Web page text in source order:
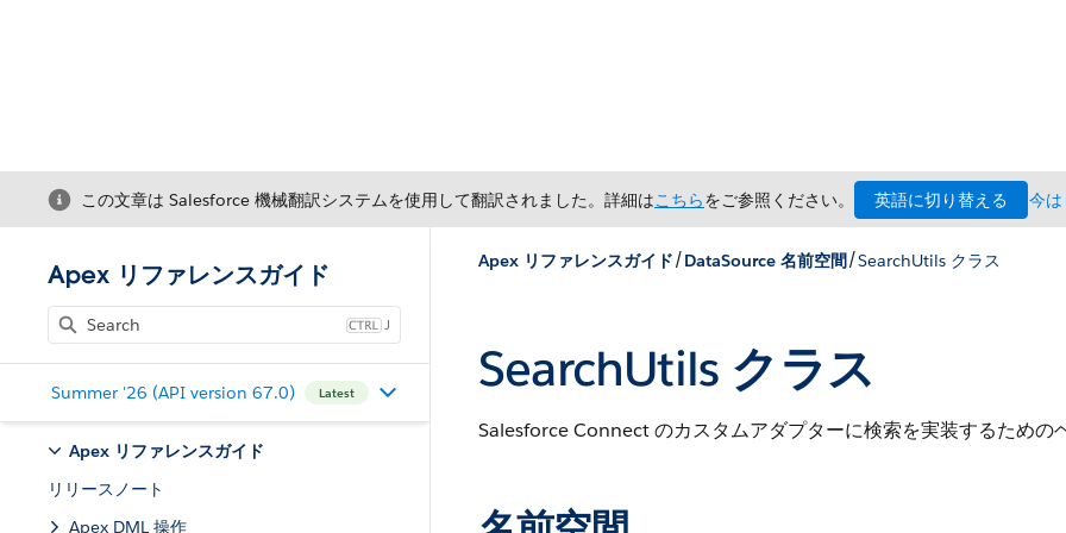
この文章は Salesforce 機械翻訳システムを使用して翻訳されました。詳細はこちらをご参照ください。 英語に切り替える 今は
Apex リファレンスガイド
J
Summer '26 (API version 67.0) Latest
Apex リファレンスガイド
リリースノート
Apex DML 操作
Apex リファレンスガイド/DataSource 名前空間/SearchUtils クラス
SearchUtils クラス
Salesforce Connect のカスタムアダプターに検索を実装するための